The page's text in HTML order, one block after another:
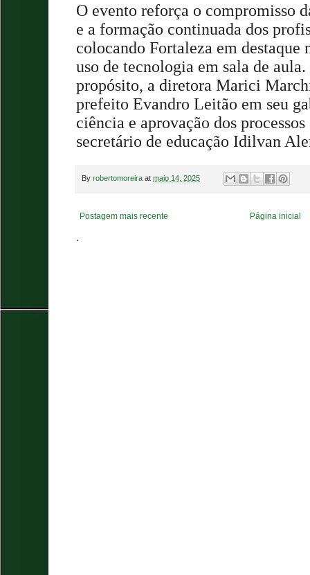
O evento reforça o compromisso
e a formação continuada dos
colocando Fortaleza em destaque
uso de tecnologia em sala de aula.
propósito, a diretora Marici
prefeito Evandro Leitão em seu
ciência e aprovação dos
secretário de educação Idilvan
By robertomoreira at maio 14, 2025
Postagem mais recente Página inicial
.